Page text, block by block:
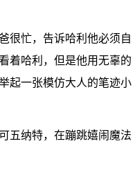
很忙，告诉哈利他必须自
着哈利，但是他用无辜的
起一张模仿大人的笔迹小
五纳特，在蹦跳嬉闹魔法